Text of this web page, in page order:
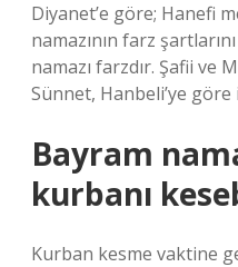
Diyanet’e göre; Hanefi
namazının farz
namazı farzdır. Şafii ve
Sünnet, Hanbeli’ye göre
Bayram
kurbanı
Kurban kesme vaktine